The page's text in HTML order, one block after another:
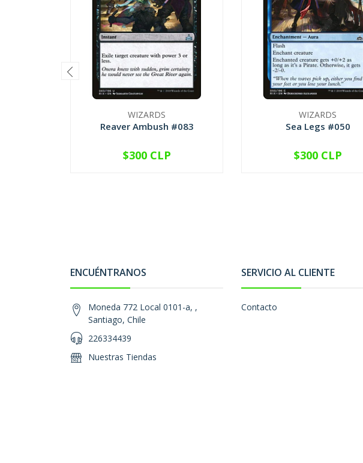
WIZARDS
Reaver Ambush #083
VER OPCIONES
$300 CLP
WIZARDS
Sea Legs #050
VER OPCIONES
$300 CLP
ENCUÉNTRANOS
Moneda 772 Local 0101-a, ,
Santiago, Chile
226334439
Nuestras Tiendas
SERVICIO AL CLIENTE
Contacto